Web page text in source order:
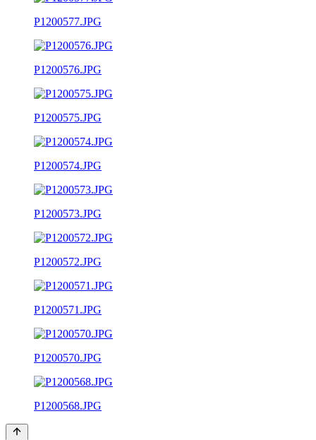
P1200577.JPG
P1200576.JPG
P1200575.JPG
P1200574.JPG
P1200573.JPG
P1200572.JPG
P1200571.JPG
P1200570.JPG
P1200568.JPG